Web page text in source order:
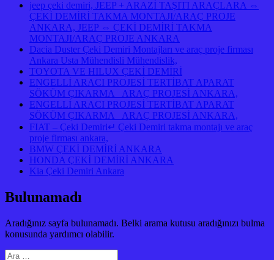
jeep çeki demiri, JEEP + ARAZİ TAŞITI ARAÇLARA ⇔
ÇEKİ DEMİRİ TAKMA MONTAJI/ARAÇ PROJE
ANKARA, JEEP ⇔ ÇEKİ DEMİRİ TAKMA
MONTAJI/ARAÇ PROJE ANKARA
Dacia Duster Çeki Demiri Montajları ve araç proje firması
Ankara Usta Mühendisli Mühendislik,
TOYOTA VE HILUX ÇEKİ DEMİRİ
ENGELLİ ARACI PROJESİ TERTİBAT APARAT
SÖKÜM ÇIKARMA ARAÇ PROJESİ ANKARA,
ENGELLİ ARACI PROJESİ TERTİBAT APARAT
SÖKÜM ÇIKARMA ARAÇ PROJESİ ANKARA,
FIAT – Çeki Demiri↵ Çeki Demiri takma montajı ve araç
proje firması ankara,
BMW ÇEKİ DEMİRİ ANKARA
HONDA ÇEKİ DEMİRİ ANKARA
Kia Çeki Demiri Ankara
Bulunamadı
Aradığınız sayfa bulunamadı. Belki arama kutusu aradığınızı bulma
konusunda yardımcı olabilir.
Arama: